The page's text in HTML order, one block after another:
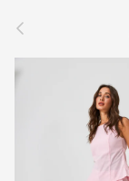
Назад